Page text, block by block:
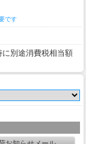
です
別途消費税相当額